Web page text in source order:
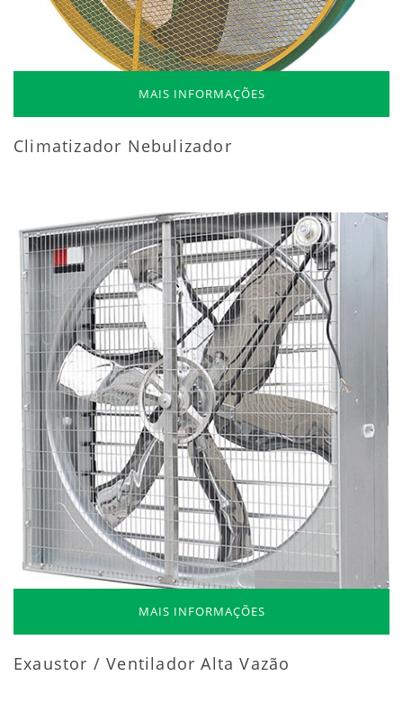
MAIS INFORMAÇÕES
Climatizador Nebulizador
MAIS INFORMAÇÕES
Exaustor / Ventilador Alta Vazão